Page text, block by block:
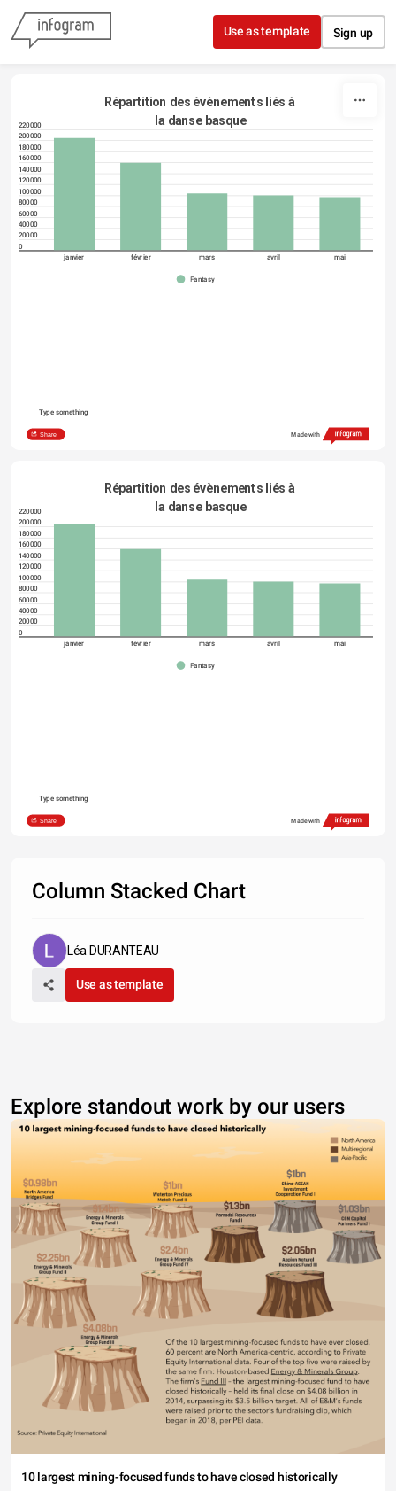
Skip to content
Use as template Sign up
Répartition des évènements liés à
la danse basque
220000
200000
180000
160000
140000
120000
100000
80000
60000
40000
20000
0
janvier
février mars avril mai
Fantasy
Type something
Share Made with
Répartition des évènements liés à
la danse basque
220000
200000
180000
160000
140000
120000
100000
80000
60000
40000
20000
0
janvier février mars avril mai
Fantasy
Type something
Share Made with
Column Stacked Chart
Léa DURANTEAU
Use as template
Explore standout work by our users
10 largest mining-focused funds to have closed historically